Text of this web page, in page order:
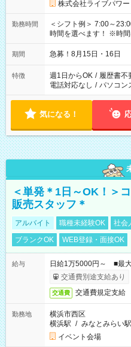
株式会社ライブパワー
勤務時間
＜シフト例＞ 7:00～23:00 13:30～
時間を選べます！ ※時
期間 急募！8月15日・16日
特徴 週1日からOK / 履歴書不
電話対応なし / パソコン
気になる！
＜単発＊1日～OK！＞
販売スタッフ＊
アルバイト 職種未経験OK 社会
ブランクOK
WEB登録・面接OK
給与
日給1万5000円～ ■最
交通費別途支給あり
交通費 交通費規定支給
勤務地
横浜市西区
横浜駅 / みなとみらい駅
イベント会場